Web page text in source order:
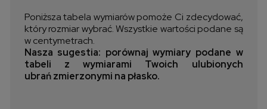
Poniższa tabela wymiarów pomoże Ci zdecydować,
który rozmiar wybrać. Wszystkie wartości podane są
w centymetrach.
Nasza sugestia: porównaj wymiary podane w
tabeli z wymiarami Twoich ulubionych
ubrań zmierzonymi na płasko.